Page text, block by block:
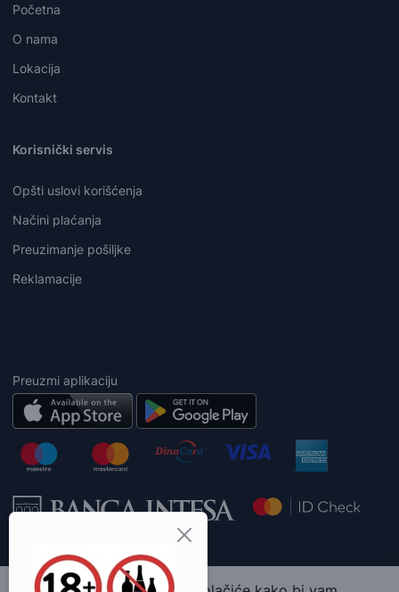
Početna
O nama
Lokacija
Kontakt
Korisnički servis
Opšti uslovi korišćenja
Načini plaćanja
Preuzimanje pošiljke
Reklamacije
Preuzmi aplikaciju